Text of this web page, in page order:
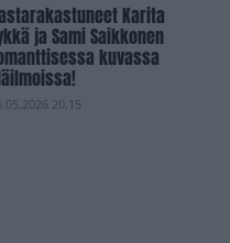
Karita
ja Sami Saikkonen
kuvassa
20.15